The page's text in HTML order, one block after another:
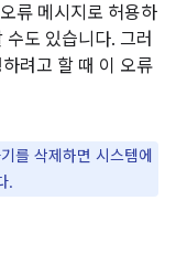
류 메시지로 허용하
도 있습니다. 그러
려고 할 때 이 오류
를 삭제하면 시스템에
.